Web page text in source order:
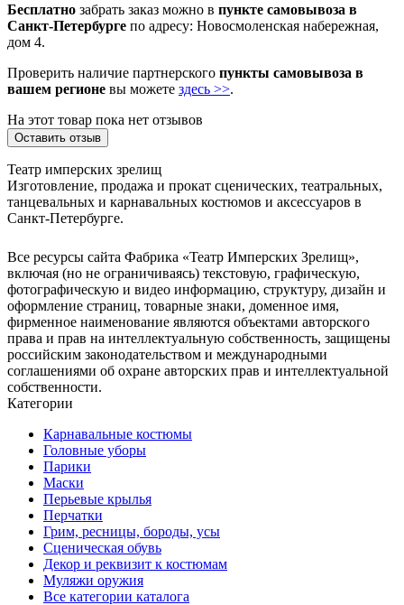
Бесплатно забрать заказ можно в пункте самовывоза в
Санкт-Петербурге по адресу: Новосмоленская набережная,
дом 4.
Проверить наличие партнерского пункты самовывоза в
вашем регионе вы можете здесь >>.
На этот товар пока нет отзывов
Оставить отзыв
Театр имперских зрелищ
Изготовление, продажа и прокат сценических, театральных,
танцевальных и карнавальных костюмов и аксессуаров в
Санкт-Петербурге.
Все ресурсы сайта Фабрика «Театр Имперских Зрелищ»,
включая (но не ограничиваясь) текстовую, графическую,
фотографическую и видео информацию, структуру, дизайн и
оформление страниц, товарные знаки, доменное имя,
фирменное наименование являются объектами авторского
права и прав на интеллектуальную собственность, защищены
российским законодательством и международными
соглашениями об охране авторских прав и интеллектуальной
собственности.
Категории
Карнавальные костюмы
Головные уборы
Парики
Маски
Перьевые крылья
Перчатки
Грим, ресницы, бороды, усы
Сценическая обувь
Декор и реквизит к костюмам
Муляжи оружия
Все категории каталога